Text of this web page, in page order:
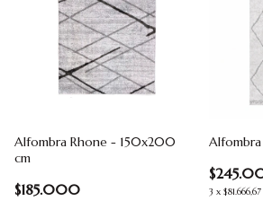
Alfombra Rhone - 150x200
cm
$185.000
Alfombra
3 x $81.666,67